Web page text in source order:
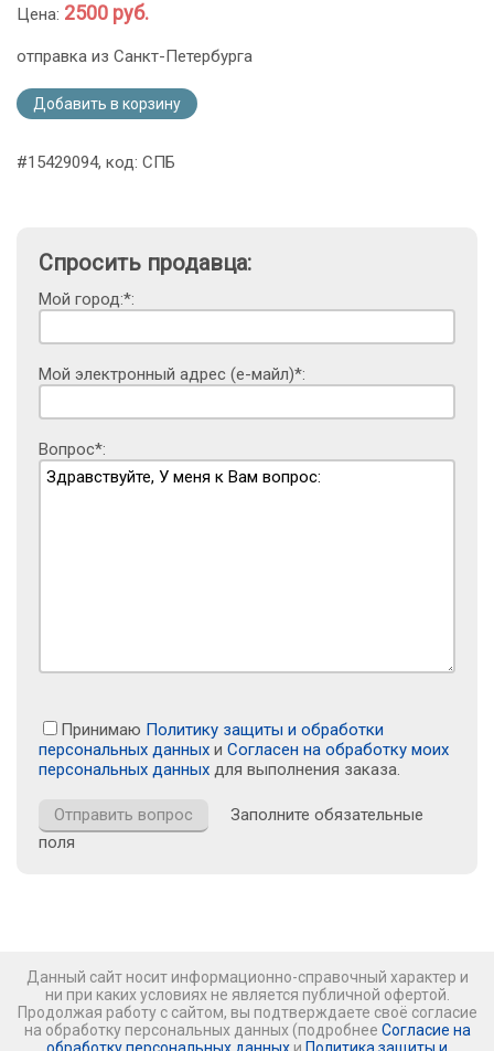
Цена: 2500 руб.
отправка из Санкт-Петербурга
Добавить в корзину
#15429094, код: СПБ
Спросить продавца:
Мой город:*:
Мой электронный адрес (е-майл)*:
Вопрос*:
Принимаю Политику защиты и обработки
персональных данных и Согласен на обработку моих
персональных данных для выполнения заказа.
Заполните обязательные
поля
Данный сайт носит информационно-справочный характер и
ни при каких условиях не является публичной офертой.
Продолжая работу с сайтом, вы подтверждаете своё согласие
на обработку персональных данных (подробнее Согласие на